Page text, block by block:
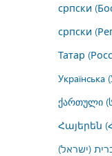
српски
српски
Татар
Українська
ქართული
Հայերեն
(ישראל)